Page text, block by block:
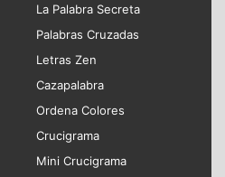
La Palabra Secreta
Palabras Cruzadas
Letras Zen
Cazapalabra
Ordena Colores
Crucigrama
Mini Crucigrama